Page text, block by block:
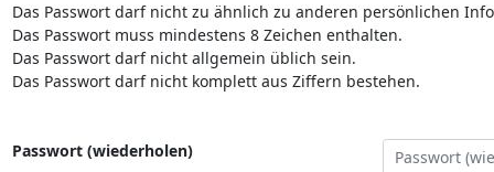
Das Passwort darf nicht zu ähnlich zu anderen persönlichen
Das Passwort muss mindestens 8 Zeichen enthalten.
Das Passwort darf nicht allgemein üblich sein.
Das Passwort darf nicht komplett aus Ziffern bestehen.
Passwort (wiederholen)